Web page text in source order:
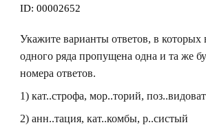
ID: 00002652
Укажите варианты ответов, в которых
одного ряда пропущена одна и та же
номера ответов.
1) кат..строфа, мор..торий,
2) анн..тация, кат..комбы, р..систый